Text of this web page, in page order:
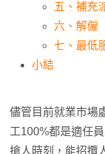
五、補充
六、解僱
七、最低
小結
儘管目前就業市場
工100%都是適任
搶人時刻，能招攬